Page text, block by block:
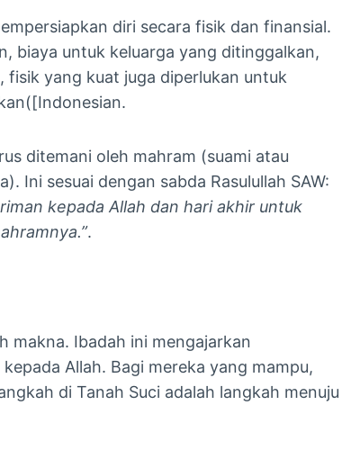
diri secara fisik dan finansial.
biaya untuk keluarga yang ditinggalkan,
fisik yang kuat juga diperlukan untuk
ditemani oleh mahram (suami atau
Ini sesuai dengan sabda Rasulullah SAW:
kepada Allah dan hari akhir untuk
​.
makna. Ibadah ini mengajarkan
Allah. Bagi mereka yang mampu,
di Tanah Suci adalah langkah menuju